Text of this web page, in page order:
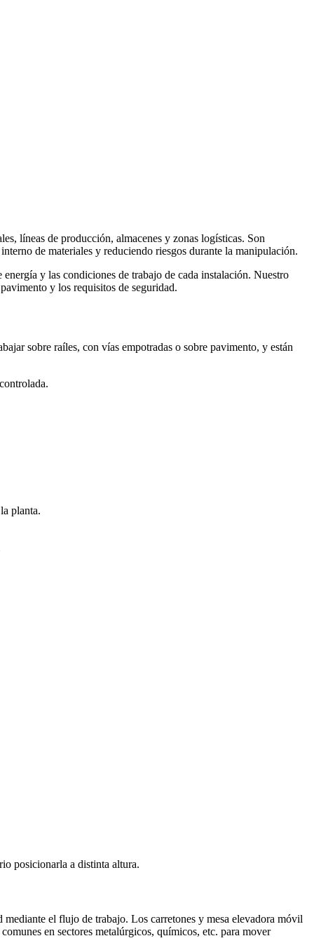
líneas de producción, almacenes y zonas logísticas. Son
de materiales y reduciendo riesgos durante la manipulación.
y las condiciones de trabajo de cada instalación. Nuestro
y los requisitos de seguridad.
sobre raíles, con vías empotradas o sobre pavimento, y están
planta.
posicionarla a distinta altura.
mediante el flujo de trabajo. Los carretones y mesa elevadora móvil
en sectores metalúrgicos, químicos, etc. para mover